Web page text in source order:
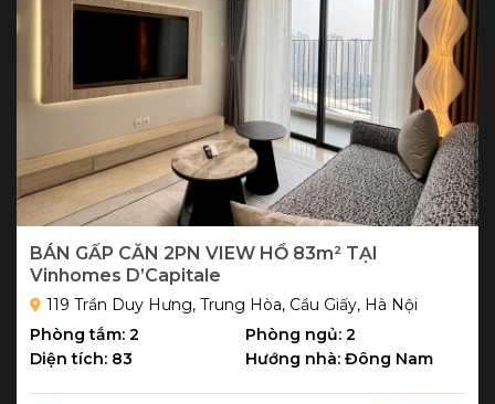
BÁN GẤP CĂN 2PN VIEW HỒ 83m² TẠI
Vinhomes D’Capitale
119 Trần Duy Hưng, Trung Hòa, Cầu Giấy, Hà Nội
Phòng tắm: 2
Phòng ngủ: 2
Diện tích: 83
Hướng nhà: Đông Nam